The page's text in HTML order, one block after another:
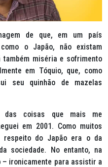
de que, em um país
como o Japão, não existam
miséria e sofrimento
em Tóquio, que, como
seu quinhão de mazelas
das coisas que mais me
em 2001. Como muitos
respeito do Japão era o da
sociedade. No entanto, na
– ironicamente para assistir a